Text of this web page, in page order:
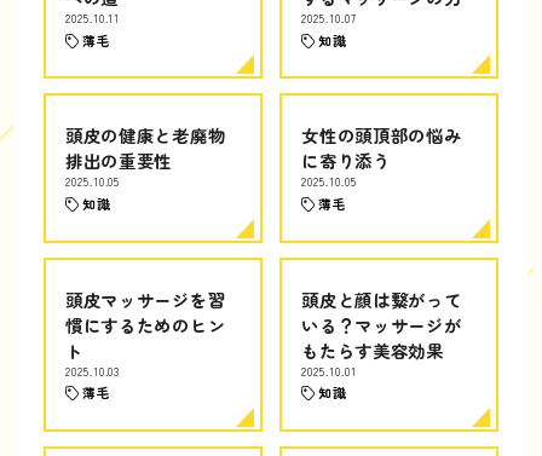
2025.10.11
薄毛
2025.10.07
知識
頭皮の健康と老廃物
排出の重要性
2025.10.05
知識
女性の頭頂部の悩み
に寄り添う
2025.10.05
薄毛
頭皮マッサージを習
慣にするためのヒン
ト
2025.10.03
薄毛
頭皮と顔は繋がって
いる？マッサージが
もたらす美容効果
2025.10.01
知識